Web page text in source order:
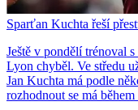
Sparťan Kuchta řeší
Ještě v pondělí trénoval
Lyon chyběl. Ve středu
Jan Kuchta má podle
rozhodnout se má